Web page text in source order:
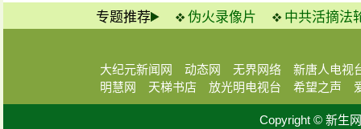
专题推荐 伪火录像片 中共活摘法
大纪元新闻网 动态网 无界网络
新唐人电视
明慧网
天梯书店 放光明电视台 希望之声
Copyright © 新生